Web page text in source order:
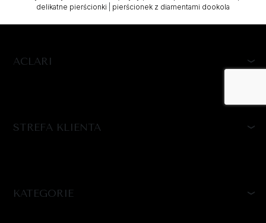
delikatne pierścionki
pierścionek z diamentami dookola
ACLARI
STREFA KLIENTA
KATEGORIE